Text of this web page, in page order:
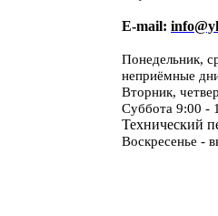
E-mail:
Понедельник,
неприёмные
Вторник,
Суббота 9:00 -
Технический
Воскресенье -